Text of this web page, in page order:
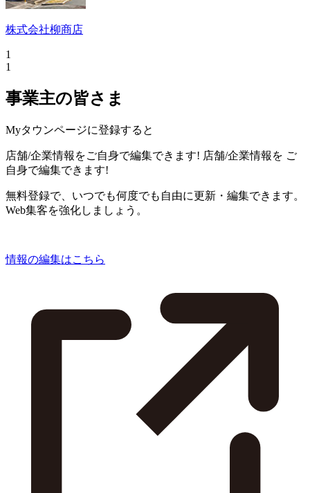
株式会社柳商店
1
1
事業主の皆さま
Myタウンページに登録すると
店舗/企業情報をご自身で編集できます! 店舗/企業情報を ご
自身で編集できます!
無料登録で、いつでも何度でも自由に更新・編集できます。
Web集客を強化しましょう。
情報の編集はこちら